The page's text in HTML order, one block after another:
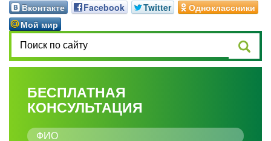
Вконтакте Facebook Twitter
Одноклассники
Мой мир
БЕСПЛАТНАЯ
КОНСУЛЬТАЦИЯ